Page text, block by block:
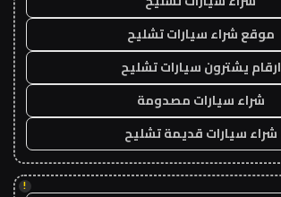
موقع شراء سيارات تشليح
ارقام يشترون سيارات تشليح
شراء سيارات مصدومة
شراء سيارات قديمة تشليح
!